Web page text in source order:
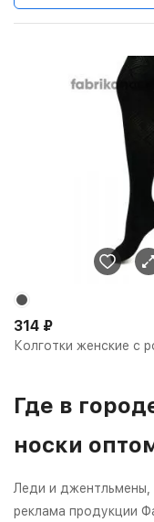
Колготки женские с
314 ₽
Где в
носки
Леди и джентльмены,
реклама продукции